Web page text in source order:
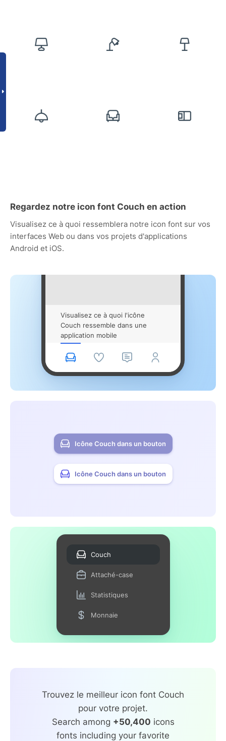
Regardez notre icon font Couch en action
Visualisez ce à quoi ressemblera notre icon font sur vos
interfaces Web ou dans vos projets d'applications
Android et iOS.
Visualisez ce à quoi l'icône
Couch ressemble dans une
application mobile
Icône Couch dans un bouton
Icône Couch dans un bouton
Couch
Attaché-case
Statistiques
Monnaie
Trouvez le meilleur icon font Couch
pour votre projet.
Search among +50,400 icons
fonts including your favorite